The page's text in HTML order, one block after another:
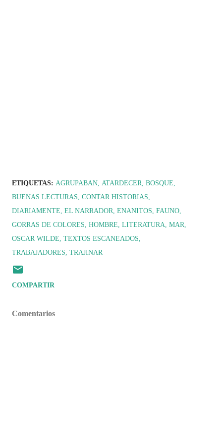
ETIQUETAS: AGRUPABAN ATARDECER BOSQUE
BUENAS LECTURAS CONTAR HISTORIAS
DIARIAMENTE EL NARRADOR ENANITOS FAUNO
GORRAS DE COLORES HOMBRE LITERATURA MAR
OSCAR WILDE TEXTOS ESCANEADOS
TRABAJADORES TRAJINAR
COMPARTIR
Comentarios